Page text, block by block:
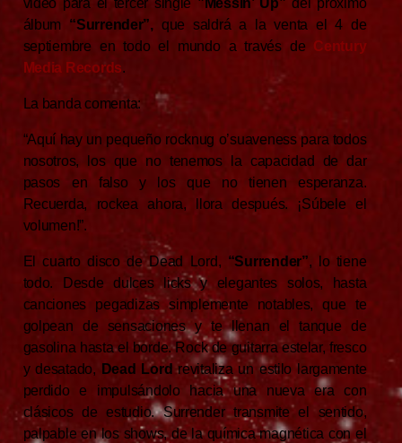
video para el tercer single ”Messin’ Up” del próximo
álbum “Surrender”,que saldrá a la venta el 4 de
septiembre en todo el mundo a través de Century
Media Records.
La banda comenta:
“Aquí hay un pequeño rocknug o’suaveness para todos
nosotros, los que no tenemos la capacidad de dar
pasos en falso y los que no tienen esperanza.
Recuerda, rockea ahora, llora después. ¡Súbele el
volumen!”.
El cuarto disco de Dead Lord, “Surrender”, lo tiene
todo. Desde dulces licks y elegantes solos, hasta
canciones pegadizas simplemente notables, que te
golpean de sensaciones y te llenan el tanque de
gasolina hasta el borde. Rock de guitarra estelar, fresco
y desatado, Dead Lord revitaliza un estilo largamente
perdido e impulsándolo hacia una nueva era con
clásicos de estudio. Surrender transmite el sentido,
palpable en los shows, de la química magnética con el